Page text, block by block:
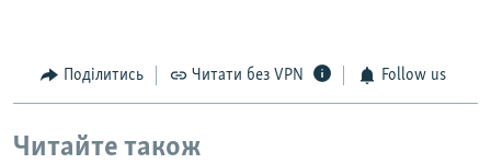
Поділитись Читати без VPN Follow us
Читайте також